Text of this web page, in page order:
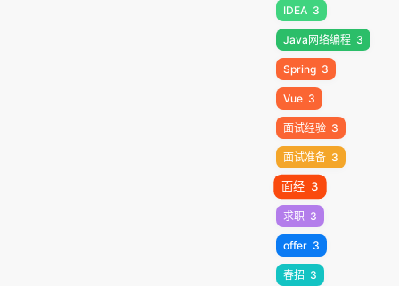
IDEA 3
Java网络编程 3
Spring 3
Vue 3
面试经验 3
面试准备 3
面经 3
求职 3
offer 3
春招 3